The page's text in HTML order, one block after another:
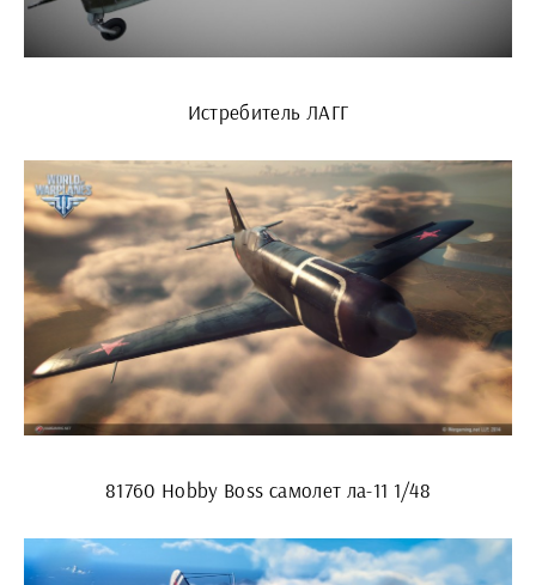
Истребитель ЛАГГ
81760 Hobby Boss самолет ла-11 1/48